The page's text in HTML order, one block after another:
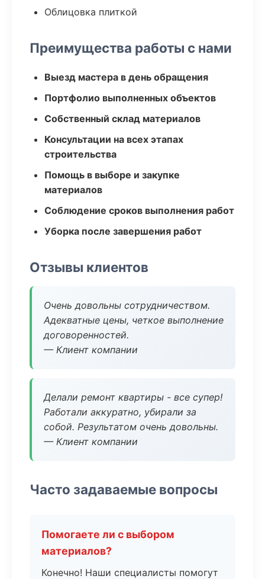
Облицовка плиткой
Преимущества работы с нами
Выезд мастера в день обращения
Портфолио выполненных объектов
Собственный склад материалов
Консультации на всех этапах
строительства
Помощь в выборе и закупке
материалов
Соблюдение сроков выполнения работ
Уборка после завершения работ
Отзывы клиентов
Очень довольны сотрудничеством.
Адекватные цены, четкое выполнение
договоренностей.
— Клиент компании
Делали ремонт квартиры - все супер!
Работали аккуратно, убирали за
собой. Результатом очень довольны.
— Клиент компании
Часто задаваемые вопросы
Помогаете ли с выбором
материалов?
Конечно! Наши специалисты помогут